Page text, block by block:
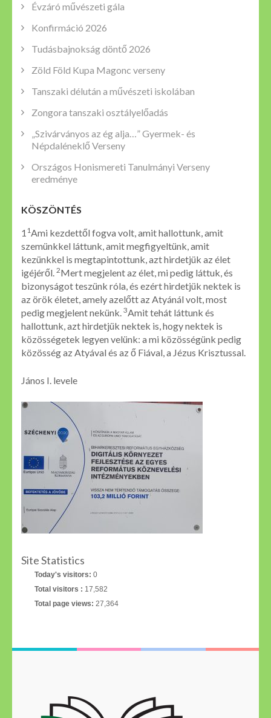
Évzáró művészeti gála
Konfirmáció 2026
Tudásbajnokság döntő 2026
Zöld Föld Kupa Magonc verseny
Tanszaki délután a művészeti iskolában
Zongora tanszaki osztályelőadás
„Szivárványos az ég alja…” Gyermek- és
Népdaléneklő Verseny
Országos Honismereti Tanulmányi Verseny
eredménye
KÖSZÖNTÉS
1 1Ami kezdettől fogva volt, amit hallottunk, amit
szemünkkel láttunk, amit megfigyeltünk, amit
kezünkkel is megtapintottunk, azt hirdetjük az élet
igéjéről. 2Mert megjelent az élet, mi pedig láttuk, és
bizonyságot teszünk róla, és ezért hirdetjük nektek is
az örök életet, amely azelőtt az Atyánál volt, most
pedig megjelent nekünk. 3Amit tehát láttunk és
hallottunk, azt hirdetjük nektek is, hogy nektek is
közösségetek legyen velünk: a mi közösségünk pedig
közösség az Atyával és az ő Fiával, a Jézus Krisztussal.
János I. levele
Site Statistics
Today's visitors: 0
Total visitors : 17,582
Total page views: 27,364